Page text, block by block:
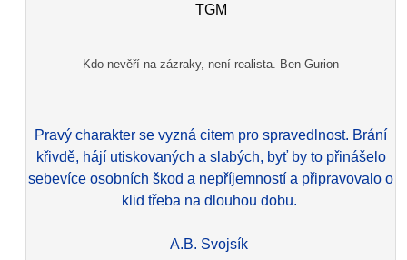
TGM
Kdo nevěří na zázraky, není realista. Ben-Gurion
Pravý charakter se vyzná citem pro spravedlnost. Brání
křivdě, hájí utiskovaných a slabých, byť by to přinášelo
sebevíce osobních škod a nepříjemností a připravovalo o
klid třeba na dlouhou dobu.
A.B. Svojsík